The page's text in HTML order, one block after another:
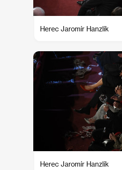
Herec Jaromír Hanzlík
Herec Jaromír Hanzlík